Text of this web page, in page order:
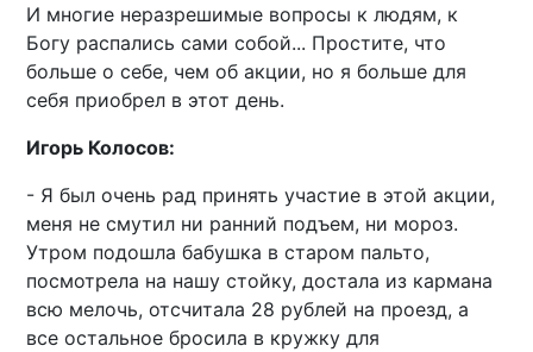
И многие неразрешимые вопросы к людям, к
Богу распались сами собой... Простите, что
больше о себе, чем об акции, но я больше для
себя приобрел в этот день.
Игорь Колосов:
- Я был очень рад принять участие в этой акции,
меня не смутил ни ранний подъем, ни мороз.
Утром подошла бабушка в старом пальто,
посмотрела на нашу стойку, достала из кармана
всю мелочь, отсчитала 28 рублей на проезд, а
все остальное бросила в кружку для